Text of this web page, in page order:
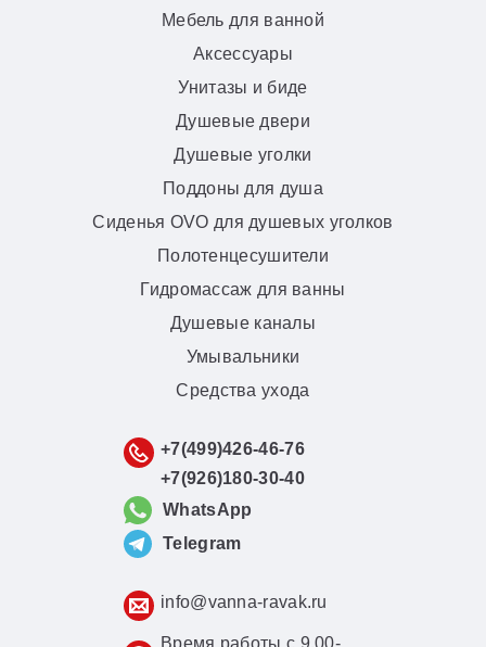
Мебель для ванной
Аксессуары
Унитазы и биде
Душевые двери
Душевые уголки
Поддоны для душа
Сиденья OVO для душевых уголков
Полотенцесушители
Гидромассаж для ванны
Душевые каналы
Умывальники
Средства ухода
+7(499)426-46-76
+7(926)180-30-40
WhatsApp
Telegram
info@vanna-ravak.ru